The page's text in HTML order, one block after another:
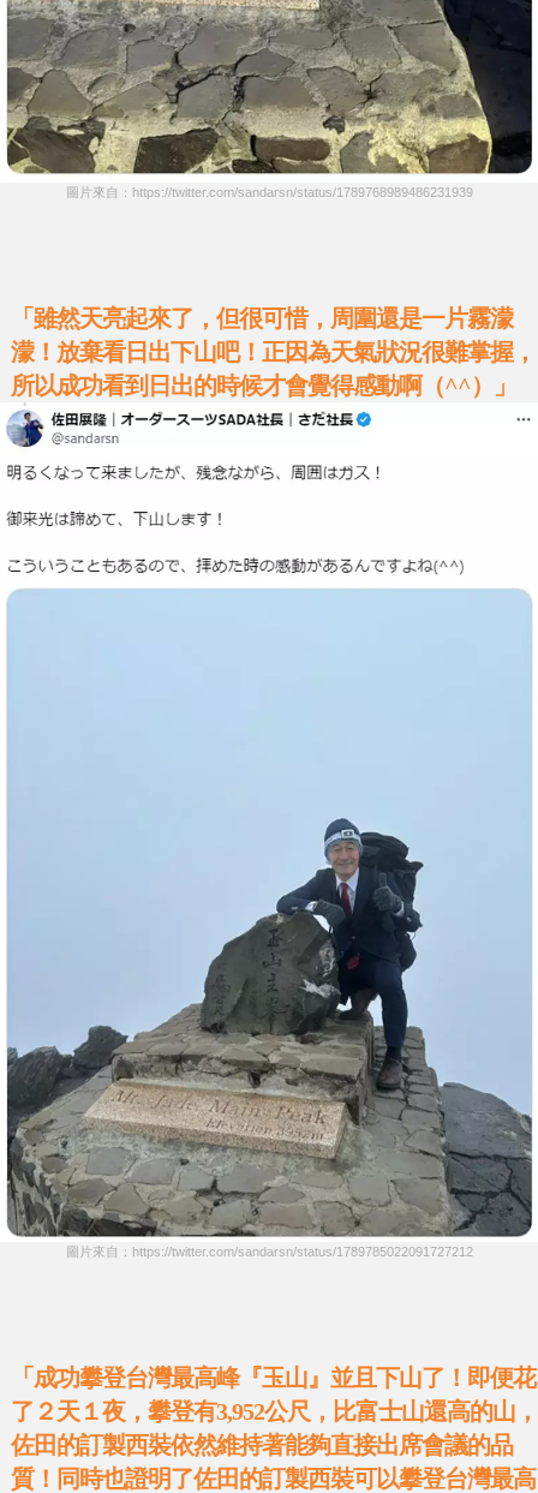
圖片來自：https://twitter.com/sandarsn/status/1789768989486231939
「雖然天亮起來了，但很可惜，周圍還是一片霧濛
濛！放棄看日出下山吧！正因為天氣狀況很難掌握，
所以成功看到日出的時候才會覺得感動啊（^^）」
圖片來自：https://twitter.com/sandarsn/status/1789785022091727212
「成功攀登台灣最高峰『玉山』並且下山了！即便花
了２天１夜，攀登有3,952公尺，比富士山還高的山，
佐田的訂製西裝依然維持著能夠直接出席會議的品
質！同時也證明了佐田的訂製西裝可以攀登台灣最高